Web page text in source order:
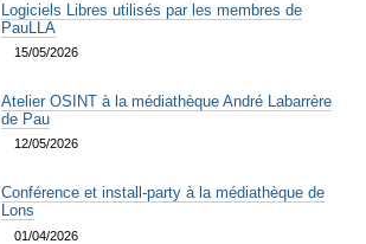
Logiciels Libres utilisés par les membres de
PauLLA
15/05/2026
Atelier OSINT à la médiathèque André Labarrère
de Pau
12/05/2026
Conférence et install-party à la médiathèque de
Lons
01/04/2026